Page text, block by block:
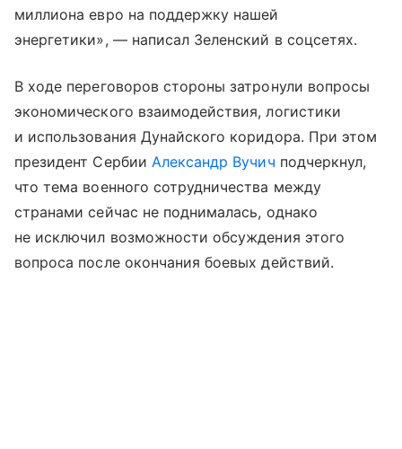
миллиона евро на поддержку нашей
энергетики», — написал Зеленский в соцсетях.
В ходе переговоров стороны затронули вопросы
экономического взаимодействия, логистики
и использования Дунайского коридора. При этом
президент Сербии Александр Вучич подчеркнул,
что тема военного сотрудничества между
странами сейчас не поднималась, однако
не исключил возможности обсуждения этого
вопроса после окончания боевых действий.